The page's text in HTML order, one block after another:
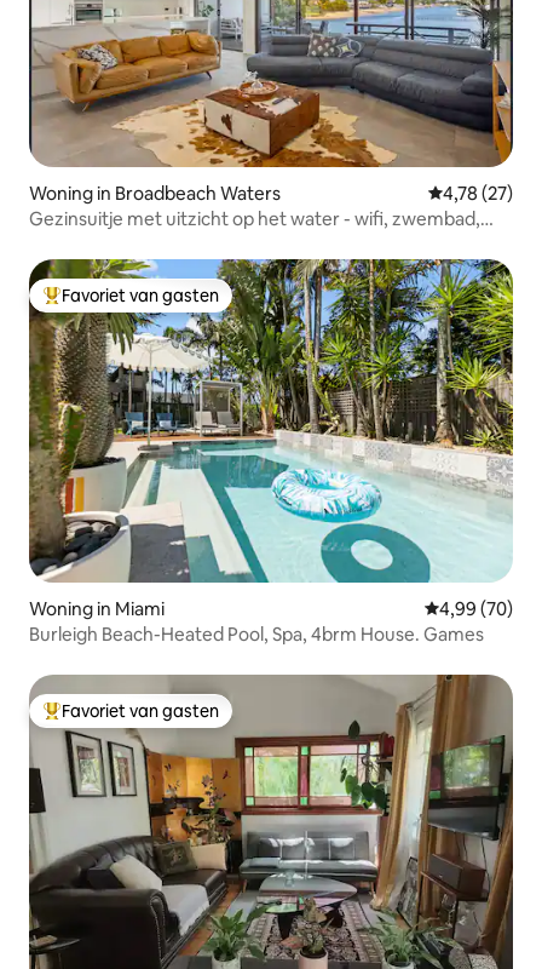
Woning in Broadbeach Waters Gemiddelde
4,78 (27)
Gezinsuitje met uitzicht op het water - wifi, zwembad,
Topfavoriet van gasten
Favoriet van gasten
Woning in Miami Gemiddelde
4,99 (70)
Burleigh Beach-Heated Pool, Spa, 4brm House. Games
Topfavoriet van gasten
Favoriet van gasten